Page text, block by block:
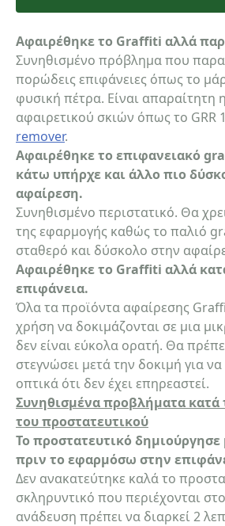
Αφαιρέθηκε το Graffiti αλλά
Συνηθισμένο πρόβλημα που
πορώδεις επιφάνειες όπως το
φυσική πέτρα. Είναι απαραίτητη
αφαιρετικού σκιών όπως το GRR
remover.
Αφαιρέθηκε το επιφανειακό
κάτω υπήρχε και άλλο πιο
αφαίρεση.
Συνηθισμένο περιστατικό. Θα
της εφαρμογής καθώς το παλιό
σταθερό και δύσκολο στην
Αφαιρέθηκε το Graffiti αλλά
επιφάνεια.
Όλα τα προϊόντα αφαίρεσης
χρήση να δοκιμάζονται σε μια
δεν είναι εύκολα ορατή. Θα
στεγνώσει μετά την δοκιμή για να
οπτικά ότι δεν έχει επηρεαστεί.
Συνηθισμένα προβλήματα
του προστατευτικού
Το προστατευτικό
πριν το εφαρμόσω στην
Δεν ανακατεύτηκε καλά το
σκληρυντικό που περιέχονται
ανάδευση πρέπει να διαρκεί 2